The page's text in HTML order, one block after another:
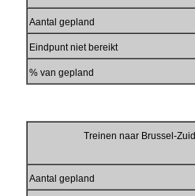
Aantal gepland
Eindpunt niet bereikt
% van gepland
Treinen naar Brussel-Zuid
Aantal gepland